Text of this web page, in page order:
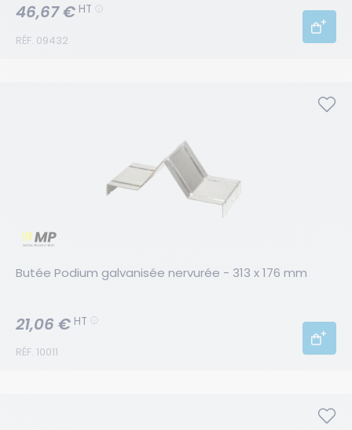
RÉF. 09432
46,67 € HT
Butée Podium galvanisée nervurée - 313 x 176 mm
RÉF. 10011
21,06 € HT